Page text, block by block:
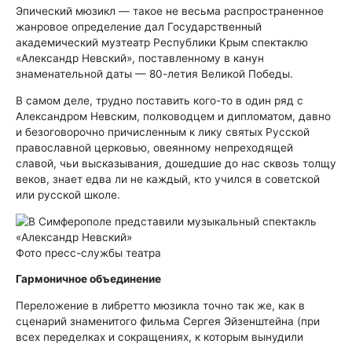
Эпический мюзикл — такое не весьма распространенное
жанровое определение дал Государственный
академический музтеатр Республики Крым спектаклю
«Александр Невский», поставленному в канун
знаменательной даты — 80-летия Великой Победы.
В самом деле, трудно поставить кого-то в один ряд с
Александром Невским, полководцем и дипломатом, давно
и безоговорочно причисленным к лику святых Русской
православной церковью, овеянному непреходящей
славой, чьи высказывания, дошедшие до нас сквозь толщу
веков, знает едва ли не каждый, кто учился в советской
или русской школе.
Фото пресс-службы театра
Гармоничное объединение
Переложение в либретто мюзикла точно так же, как в
сценарий знаменитого фильма Сергея Эйзенштейна (при
всех переделках и сокращениях, к которым вынудили